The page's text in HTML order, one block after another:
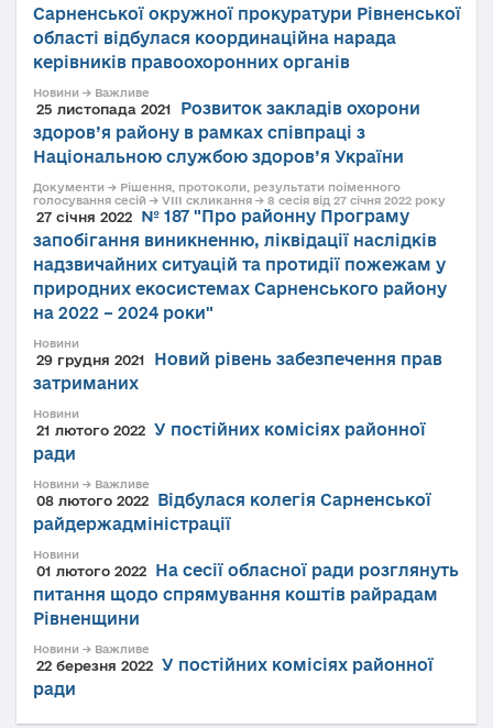
Сарненської окружної прокуратури Рівненської
області відбулася координаційна нарада
керівників правоохоронних органів
Новини → Важливе
25 листопада 2021
Розвиток закладів охорони
здоров’я району в рамках співпраці з
Національною службою здоров’я України
Документи → Рішення, протоколи, результати поіменного
голосування сесій → VIII скликання → 8 сесія від 27 січня 2022 року
27 січня 2022
№ 187 "Про районну Програму
запобігання виникненню, ліквідації наслідків
надзвичайних ситуацій та протидії пожежам у
природних екосистемах Сарненського району
на 2022 – 2024 роки"
Новини
29 грудня 2021
Новий рівень забезпечення прав
затриманих
Новини
21 лютого 2022 У постійних комісіях районної
ради
Новини → Важливе
08 лютого 2022
Відбулася колегія Сарненської
райдержадміністрації
Новини
01 лютого 2022
На сесії обласної ради розглянуть
питання щодо спрямування коштів райрадам
Рівненщини
Новини → Важливе
22 березня 2022 У постійних комісіях районної
ради